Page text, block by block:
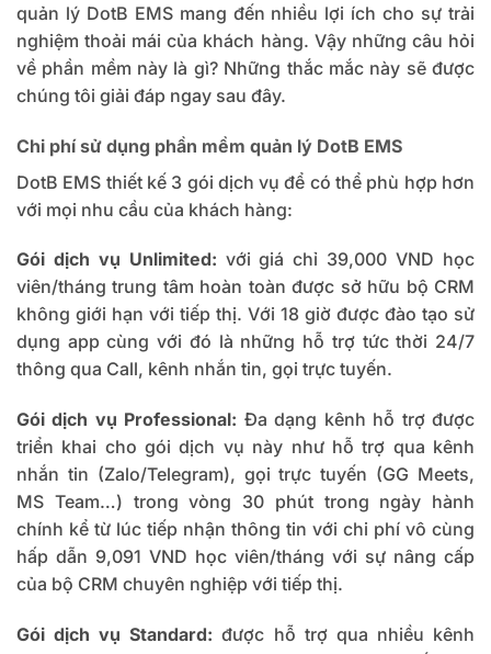
quản lý DotB EMS mang đến nhiều lợi ích cho sự trải
nghiệm thoải mái của khách hàng. Vậy những câu hỏi
về phần mềm này là gì? Những thắc mắc này sẽ được
chúng tôi giải đáp ngay sau đây.
Chi phí sử dụng phần mềm quản lý DotB EMS
DotB EMS thiết kế 3 gói dịch vụ để có thể phù hợp hơn
với mọi nhu cầu của khách hàng:
Gói dịch vụ Unlimited: với giá chỉ 39,000 VND học
viên/tháng trung tâm hoàn toàn được sở hữu bộ CRM
không giới hạn với tiếp thị. Với 18 giờ được đào tạo sử
dụng app cùng với đó là những hỗ trợ tức thời 24/7
thông qua Call, kênh nhắn tin, gọi trực tuyến.
Gói dịch vụ Professional: Đa dạng kênh hỗ trợ được
triển khai cho gói dịch vụ này như hỗ trợ qua kênh
nhắn tin (Zalo/Telegram), gọi trực tuyến (GG Meets,
MS Team…) trong vòng 30 phút trong ngày hành
chính kể từ lúc tiếp nhận thông tin với chi phí vô cùng
hấp dẫn 9,091 VND học viên/tháng với sự nâng cấp
của bộ CRM chuyên nghiệp với tiếp thị.
Gói dịch vụ Standard: được hỗ trợ qua nhiều kênh